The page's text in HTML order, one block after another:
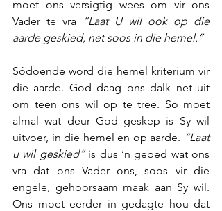
moet ons versigtig wees om vir ons
Vader te vra
“Laat U wil ook op die
aarde geskied, net soos in die hemel.”
Sódoende word die hemel kriterium vir
die aarde. God daag ons dalk net uit
om teen ons wil op te tree. So moet
almal wat deur God geskep is Sy wil
uitvoer, in die hemel en op aarde. “Laat
u wil geskied” is dus ‘n gebed wat ons
vra dat ons Vader ons, soos vir die
engele, gehoorsaam maak aan Sy wil.
Ons moet eerder in gedagte hou dat